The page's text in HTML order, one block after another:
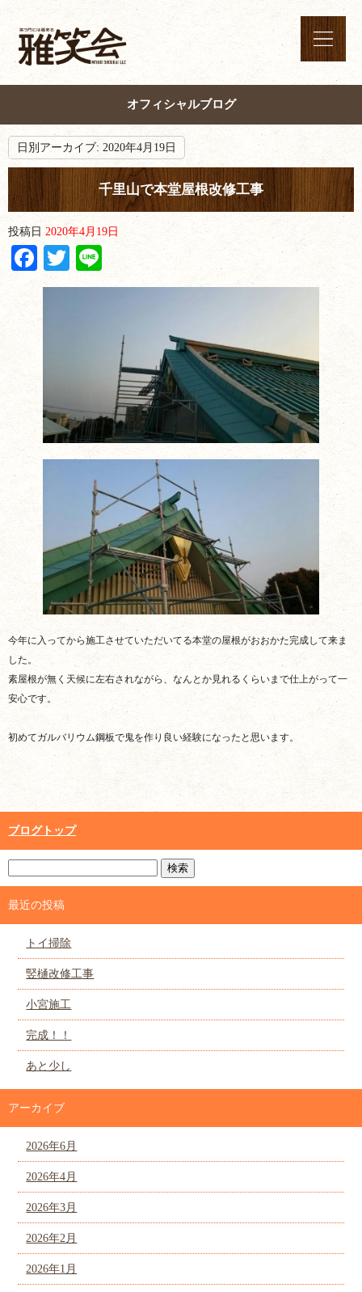
オフィシャルブログ
日別アーカイブ: 2020年4月19日
千里山で本堂屋根改修工事
投稿日 2020年4月19日
Facebook
Twitter
Line
今年に入ってから施工させていただいてる本堂の屋根がおおかた完成して来ま
した。
素屋根が無く天候に左右されながら、なんとか見れるくらいまで仕上がって一
安心です。
初めてガルバリウム鋼板で鬼を作り良い経験になったと思います。
ブログトップ
最近の投稿
トイ掃除
竪樋改修工事
小宮施工
完成！！
あと少し
アーカイブ
2026年6月
2026年4月
2026年3月
2026年2月
2026年1月